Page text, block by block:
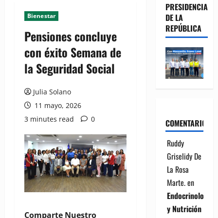
Bienestar
Pensiones concluye
con éxito Semana de
la Seguridad Social
Julia Solano
11 mayo, 2026
3 minutes read
0
Comparte Nuestro
PRESIDENCIA
DE LA
REPÚBLICA
COMENTARIOS
Ruddy
Griselidy De
La Rosa
Marte.en
Endocrinología
y Nutrición